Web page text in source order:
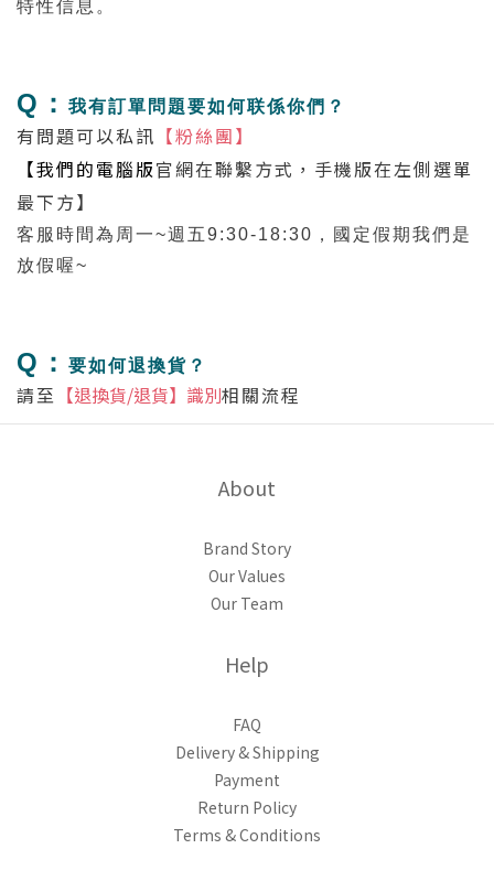
特性信息。
Q： 我有訂單問題要如何联係你們？
有問題可以私訊 【粉絲團】
【我們的電腦版官網在聯繫方式，手機版在左側選單
最下方】
客服時間為周一~週五9:30-18:30，國定假期我們是
放假喔~
Q： 要如何退換貨？
請至 【退換貨/退貨】識別相關流程
About
Brand Story
Our Values
Our Team
Help
FAQ
Delivery & Shipping
Payment
Return Policy
Terms & Conditions